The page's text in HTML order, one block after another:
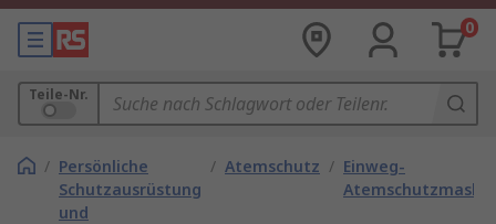
0
Teile-Nr.
/ Persönliche
Schutzausrüstung
und
/ Atemschutz / Einweg-